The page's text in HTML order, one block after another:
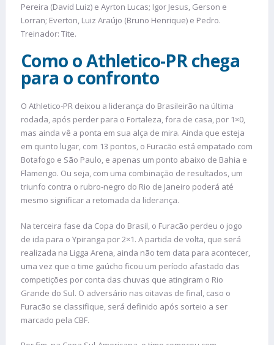
Pereira (David Luiz) e Ayrton Lucas; Igor Jesus, Gerson e
Lorran; Everton, Luiz Araújo (Bruno Henrique) e Pedro.
Treinador: Tite.
Como o Athletico-PR chega
para o confronto
O Athletico-PR deixou a liderança do Brasileirão na última
rodada, após perder para o Fortaleza, fora de casa, por 1×0,
mas ainda vê a ponta em sua alça de mira. Ainda que esteja
em quinto lugar, com 13 pontos, o Furacão está empatado com
Botafogo e São Paulo, e apenas um ponto abaixo de Bahia e
Flamengo. Ou seja, com uma combinação de resultados, um
triunfo contra o rubro-negro do Rio de Janeiro poderá até
mesmo significar a retomada da liderança.
Na terceira fase da Copa do Brasil, o Furacão perdeu o jogo
de ida para o Ypiranga por 2×1. A partida de volta, que será
realizada na Ligga Arena, ainda não tem data para acontecer,
uma vez que o time gaúcho ficou um período afastado das
competições por conta das chuvas que atingiram o Rio
Grande do Sul. O adversário nas oitavas de final, caso o
Furacão se classifique, será definido após sorteio a ser
marcado pela CBF.